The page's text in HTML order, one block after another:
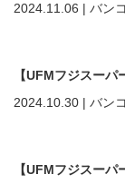
2024.11.06 | バン
【UFMフジスー
2024.10.30 | バン
【UFMフジスー